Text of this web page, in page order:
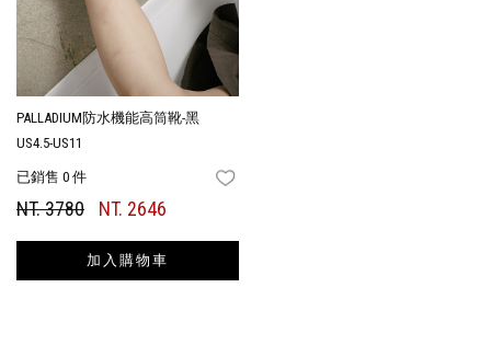
PALLADIUM防水機能高筒靴-黑
US4.5-US11
已銷售 0 件
NT. 3780 NT. 2646
加入購物車